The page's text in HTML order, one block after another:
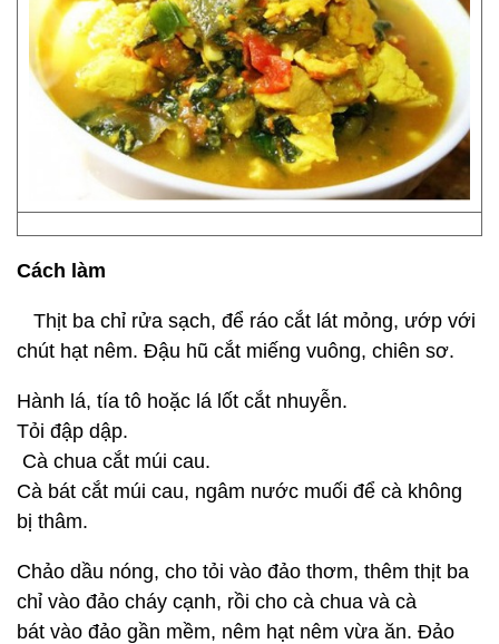
Cách làm
Thịt ba chỉ rửa sạch, để ráo cắt lát mỏng, ướp với
chút hạt nêm. Đậu hũ cắt miếng vuông, chiên sơ.
Hành lá, tía tô hoặc lá lốt cắt nhuyễn.
Tỏi đập dập.
Cà chua cắt múi cau.
Cà bát cắt múi cau, ngâm nước muối để cà không
bị thâm.
Chảo dầu nóng, cho tỏi vào đảo thơm, thêm thịt ba
chỉ vào đảo cháy cạnh, rồi cho cà chua và cà
bát vào đảo gần mềm, nêm hạt nêm vừa ăn. Đảo